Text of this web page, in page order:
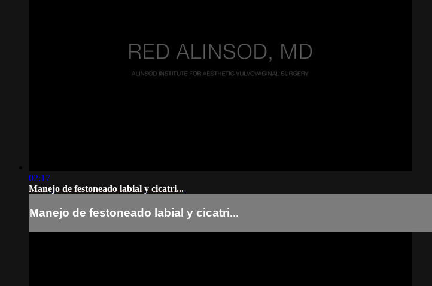
02:17
Manejo de festoneado labial y cicatri...
Manejo de festoneado labial y cicatri...